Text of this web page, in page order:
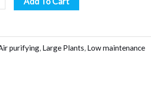
purifying, Large Plants, Low maintenance